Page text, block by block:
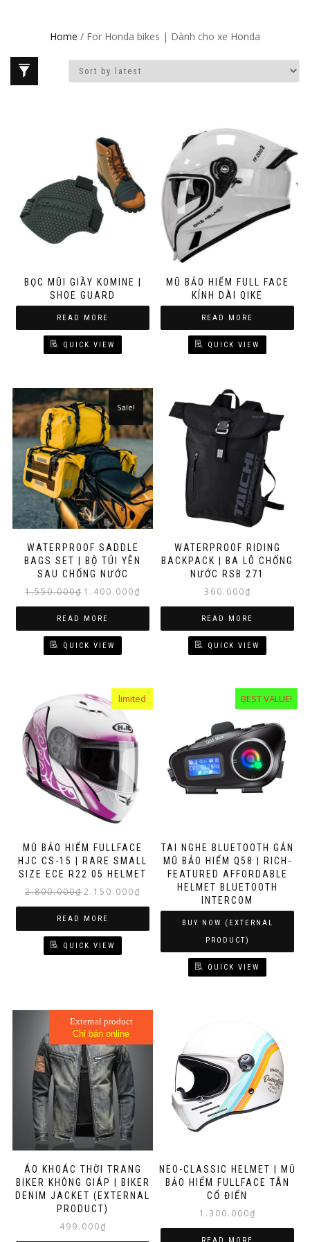
Home / For Honda bikes | Dành cho xe Honda
BỌC MŨI GIẦY KOMINE |
SHOE GUARD
READ MORE
QUICK VIEW
MŨ BẢO HIỂM FULL FACE
KÍNH DÀI QIKE
READ MORE
QUICK VIEW
WATERPROOF SADDLE
BAGS SET | BỘ TÚI YÊN
SAU CHỐNG NƯỚC
Sale!
1.550.000₫ Original
was:
1.550.000₫.
1.400.000₫
1.400.000₫.
READ MORE
QUICK VIEW
WATERPROOF RIDING
BACKPACK | BA LÔ CHỐNG
NƯỚC RSB 271
360.000₫
READ MORE
QUICK VIEW
limited
MŨ BẢO HIỂM FULLFACE
HJC CS-15 | RARE SMALL
SIZE ECE R22.05 HELMET
2.800.000₫ Original
was:
2.800.000₫.
2.150.000₫
2.150.000₫.
READ MORE
QUICK VIEW
BEST VALUE!
TAI NGHE BLUETOOTH GẮN
MŨ BẢO HIỂM Q58 | RICH-
FEATURED AFFORDABLE
HELMET BLUETOOTH
INTERCOM
BUY NOW (EXTERNAL
PRODUCT)
QUICK VIEW
External product
Chỉ bán online
ÁO KHOÁC THỜI TRANG
BIKER KHÔNG GIÁP | BIKER
DENIM JACKET (EXTERNAL
PRODUCT)
499.000₫
NEO-CLASSIC HELMET | MŨ
BẢO HIỂM FULLFACE TÂN
CỔ ĐIỂN
1.300.000₫